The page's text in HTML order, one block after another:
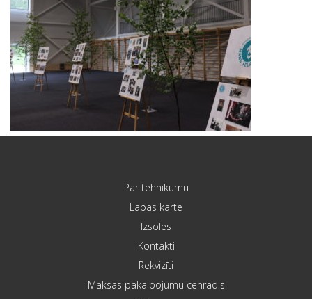
Par tehnikumu
Lapas karte
Izsoles
Kontakti
Rekvizīti
Maksas pakalpojumu cenrādis